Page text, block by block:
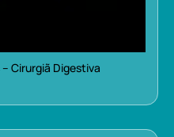
Cirurgiã Digestiva